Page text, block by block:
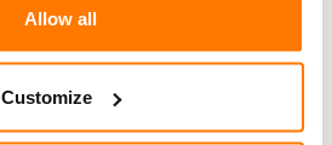
Allow all
Customize